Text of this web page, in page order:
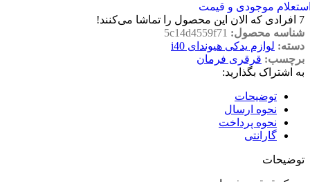
موجودی و قیمت
7 افرادی که الان این محصول را تماشا می‌کنند!
شناسه محصول: 5c14d4559f71
دسته: لوازم یدکی هیوندای i40
برچسب: قرقری فرمان
به اشتراک بگذارید:
توضیحات
نحوه ارسال
نحوه پرداخت
گارانتی
توضیحات